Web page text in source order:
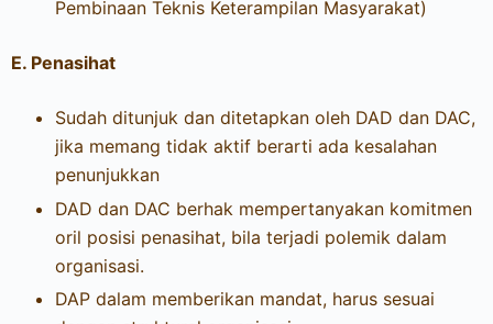
Pembinaan Teknis Keterampilan Masyarakat)
E. Penasihat
Sudah ditunjuk dan ditetapkan oleh DAD dan DAC,
jika memang tidak aktif berarti ada kesalahan
penunjukkan
DAD dan DAC berhak mempertanyakan komitmen
oril posisi penasihat, bila terjadi polemik dalam
organisasi.
DAP dalam memberikan mandat, harus sesuai